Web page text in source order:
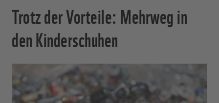
Trotz der Vorteile: Mehrweg in
den Kinderschuhen